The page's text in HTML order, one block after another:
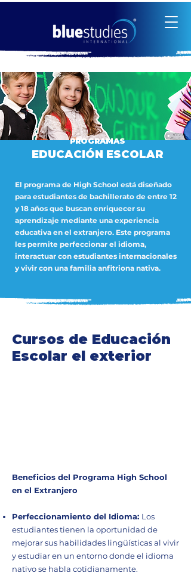
PROGRAMAS
EDUCACIÓN ESCOLAR
El programa de High School está diseñado
para estudiantes de bachillerato de entre 12
y 18 años que buscan enriquecer su
aprendizaje mediante una experiencia
educativa en el extranjero. Este programa
les permite perfeccionar el idioma,
interactuar con estudiantes internacionales
y vivir con una familia anfitriona nativa.
Cursos de Educación
Escolar el exterior
Beneficios del Programa High School
en el Extranjero
Perfeccionamiento del Idioma: Los
estudiantes tienen la oportunidad de
mejorar sus habilidades lingüísticas al vivir
y estudiar en un entorno donde el idioma
nativo se habla cotidianamente.